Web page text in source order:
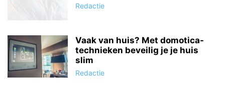
Redactie
Vaak van huis? Met domotica-
technieken beveilig je je huis
slim
Redactie